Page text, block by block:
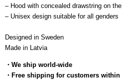
– Hood with concealed drawstring on
– Unisex design suitable for all genders
Designed in Sweden
Made in Latvia
・ We ship world-wide
・Free shipping for customers